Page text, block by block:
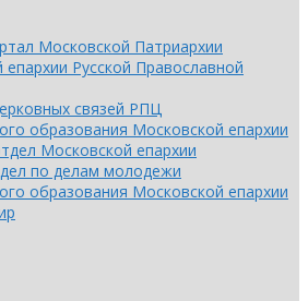
Московской Патриархии
Русской Православной
связей РПЦ
образования Московской епархии
Московской епархии
по делам молодежи
образования Московской епархии